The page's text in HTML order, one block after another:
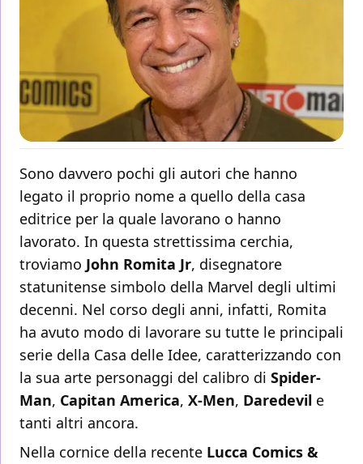
Sono davvero pochi gli autori che hanno
legato il proprio nome a quello della casa
editrice per la quale lavorano o hanno
lavorato. In questa strettissima cerchia,
troviamo John Romita Jr, disegnatore
statunitense simbolo della Marvel degli ultimi
decenni. Nel corso degli anni, infatti, Romita
ha avuto modo di lavorare su tutte le principali
serie della Casa delle Idee, caratterizzando con
la sua arte personaggi del calibro di Spider-
Man, Capitan America, X-Men, Daredevil e
tanti altri ancora.
Nella cornice della recente Lucca Comics &